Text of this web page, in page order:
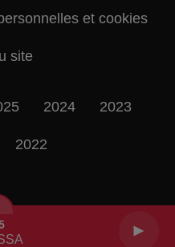
et cookies
site
2024 2023
2022